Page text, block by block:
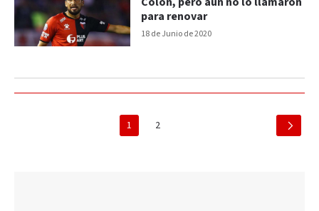
18 de Junio de 2020
para renovar
1 2